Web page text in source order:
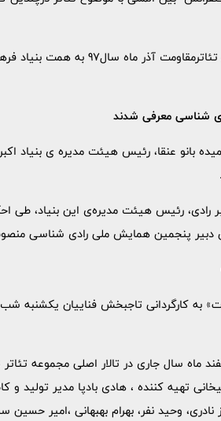
شانزدهمین جشنواره بین
­شناسی معرفی شدند
رادی، رئیس هیئت مدیره­‌ی این بنیاد­، طی
دبیر پنجمین همایش ملی رادی ­شناسی
به کارگردانی تاجبخش فناییان یکشنبه
اثر نمایشی که تا 25 اسفند ماه سال جاری در تالار
تهیه کننده ، هادی بادپا مدیر تولید و
نادری، وحید نفر، بهرام بهبهانی ،امیر